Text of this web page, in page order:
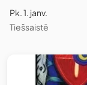
Pk. 1. janv.
Tiešsaistē